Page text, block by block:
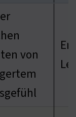
von